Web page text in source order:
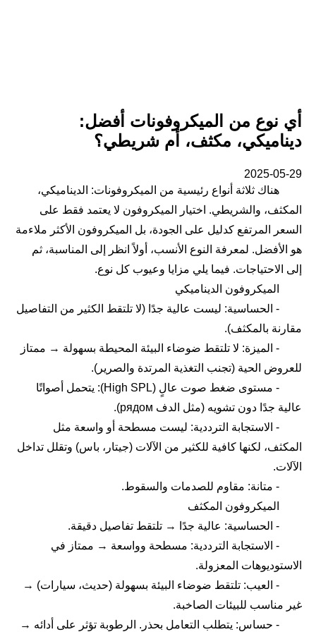
أي نوع من الميكروفونات أفضل:
ديناميكي، مكثف، أم شريطي؟
2025-05-29
هناك ثلاثة أنواع رئيسية من الميكروفونات: الديناميكي،
المكثف، والشريطي. اختيار الميكروفون لا يعتمد فقط على
السعر المرتفع كدليل على الجودة، بل الميكروفون الأكثر ملاءمة
هو الأفضل. لمعرفة النوع الأنسب، أولاً انظر إلى المناسبة، ثم
إلى الاحتياجات. فيما يلي مزايا وعيوب كل نوع.
الميكروفون الديناميكي
- الحساسية: ليست عالية جدًا (لا تلتقط الكثير من التفاصيل
مقارنة بالمكثف).
- الميزة: لا تلتقط ضوضاء البيئة المحيطة بسهولة → ممتاز
للعروض الحية (تجنب التغذية المرتدة والصرير).
- مستوى ضغط صوت عالٍ (High SPL): يتحمل أصواتًا
عالية جدًا دون تشويه (مثل الدف рядом).
- الاستجابة الترددية: ليست مسطحة أو واسعة مثل
المكثف، لكنها كافية للكثير من الآلات (جيتار، باس) وتقلل تداخل
الآلات.
- متانة: مقاوم للصدمات والسقوط.
الميكروفون المكثف
- الحساسية: عالية جدًا → تلتقط تفاصيل دقيقة.
- الاستجابة الترددية: مسطحة وواسعة → ممتاز في
الاستوديوهات المعزولة.
- العيب: تلتقط ضوضاء البيئة بسهولة (حديث، سيارات) →
غير مناسب للبيئات الصاخبة.
- حساس: يتطلب التعامل بحذر. الرطوبة تؤثر على أدائه →